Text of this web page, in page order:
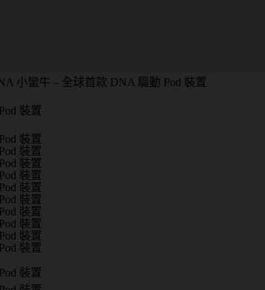
小蠻牛 – 全球首款 DNA 驅動 Pod 裝置